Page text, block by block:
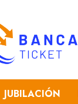
JUBILACIÓN